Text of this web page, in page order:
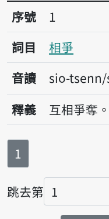
序號1相爭
序號
1
詞目
相爭
音讀
sio-
釋義 互相爭奪。
第
1
跳去第
頁碼